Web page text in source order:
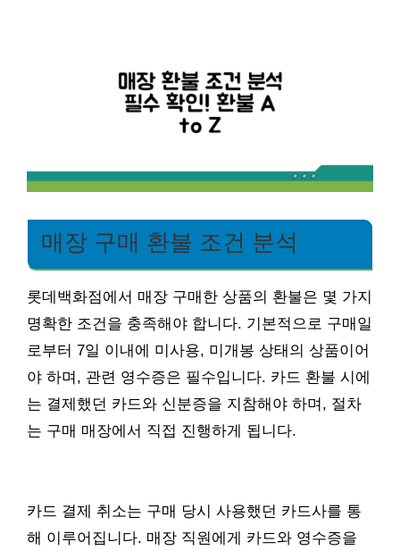
매장 구매 환불 조건 분석
롯데백화점에서 매장 구매한 상품의 환불은 몇 가지
명확한 조건을 충족해야 합니다. 기본적으로 구매일
로부터 7일 이내에 미사용, 미개봉 상태의 상품이어
야 하며, 관련 영수증은 필수입니다. 카드 환불 시에
는 결제했던 카드와 신분증을 지참해야 하며, 절차
는 구매 매장에서 직접 진행하게 됩니다.
카드 결제 취소는 구매 당시 사용했던 카드사를 통
해 이루어집니다. 매장 직원에게 카드와 영수증을